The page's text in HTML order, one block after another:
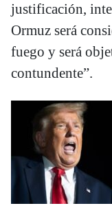
justificación,
Ormuz será
fuego y será
contundente”.